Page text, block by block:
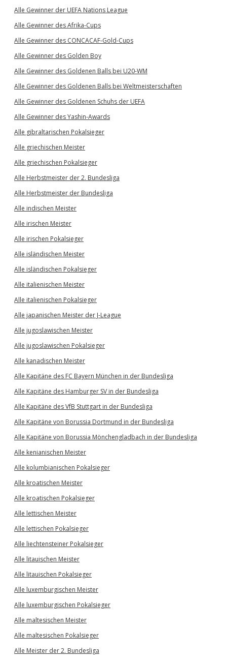
Alle Gewinner der UEFA Nations League
Alle Gewinner des Afrika-Cups
Alle Gewinner des CONCACAF-Gold-Cups
Alle Gewinner des Golden Boy
Alle Gewinner des Goldenen Balls bei U20-WM
Alle Gewinner des Goldenen Balls bei Weltmeisterschaften
Alle Gewinner des Goldenen Schuhs der UEFA
Alle Gewinner des Yashin-Awards
Alle gibraltarischen Pokalsieger
Alle griechischen Meister
Alle griechischen Pokalsieger
Alle Herbstmeister der 2. Bundesliga
Alle Herbstmeister der Bundesliga
Alle indischen Meister
Alle irischen Meister
Alle irischen Pokalsieger
Alle isländischen Meister
Alle isländischen Pokalsieger
Alle italienischen Meister
Alle italienischen Pokalsieger
Alle japanischen Meister der J-League
Alle jugoslawischen Meister
Alle jugoslawischen Pokalsieger
Alle kanadischen Meister
Alle Kapitäne des FC Bayern München in der Bundesliga
Alle Kapitäne des Hamburger SV in der Bundesliga
Alle Kapitäne des VfB Stuttgart in der Bundesliga
Alle Kapitäne von Borussia Dortmund in der Bundesliga
Alle Kapitäne von Borussia Mönchengladbach in der Bundesliga
Alle kenianischen Meister
Alle kolumbianischen Pokalsieger
Alle kroatischen Meister
Alle kroatischen Pokalsieger
Alle lettischen Meister
Alle lettischen Pokalsieger
Alle liechtensteiner Pokalsieger
Alle litauischen Meister
Alle litauischen Pokalsieger
Alle luxemburgischen Meister
Alle luxemburgischen Pokalsieger
Alle maltesischen Meister
Alle maltesischen Pokalsieger
Alle Meister der 2. Bundesliga